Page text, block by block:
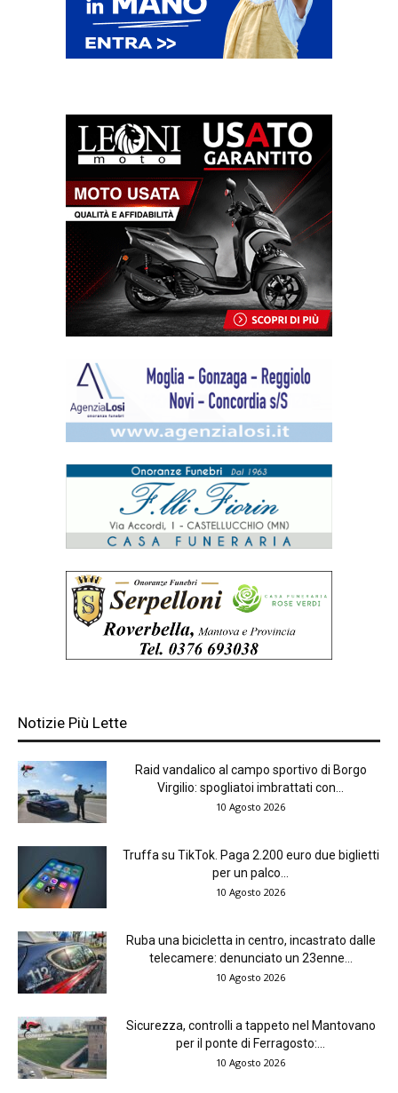
Notizie Più Lette
Raid vandalico al campo sportivo di Borgo
Virgilio: spogliatoi imbrattati con...
10 Agosto 2026
Truffa su TikTok. Paga 2.200 euro due biglietti
per un palco...
10 Agosto 2026
Ruba una bicicletta in centro, incastrato dalle
telecamere: denunciato un 23enne...
10 Agosto 2026
Sicurezza, controlli a tappeto nel Mantovano
per il ponte di Ferragosto:...
10 Agosto 2026